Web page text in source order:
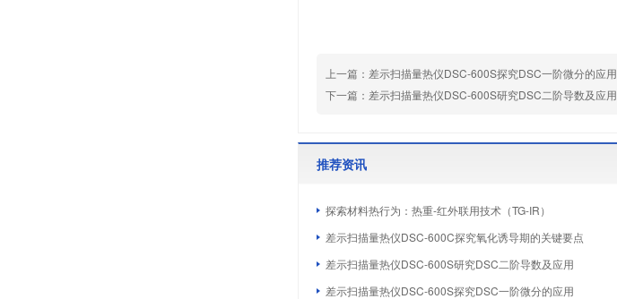
上一篇： 差示扫描量热仪DSC-600S探究DSC一阶微分的应用
下一篇： 差示扫描量热仪DSC-600S研究DSC二阶导数及应用
推荐资讯
探索材料热行为：热重-红外联用技术（TG-IR）
差示扫描量热仪DSC-600C探究氧化诱导期的关键要点
差示扫描量热仪DSC-600S研究DSC二阶导数及应用
差示扫描量热仪DSC-600S探究DSC一阶微分的应用